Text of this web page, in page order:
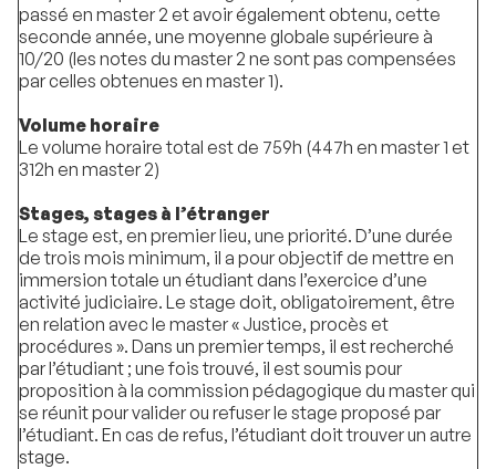
passé en master 2 et avoir également obtenu, cette
seconde année, une moyenne globale supérieure à
10/20 (les notes du master 2 ne sont pas compensées
par celles obtenues en master 1).
Volume horaire
Le volume horaire total est de 759h (447h en master 1 et
312h en master 2)
Stages, stages à l’étranger
Le stage est, en premier lieu, une priorité. D’une durée
de trois mois minimum, il a pour objectif de mettre en
immersion totale un étudiant dans l’exercice d’une
activité judiciaire. Le stage doit, obligatoirement, être
en relation avec le master « Justice, procès et
procédures ». Dans un premier temps, il est recherché
par l’étudiant ; une fois trouvé, il est soumis pour
proposition à la commission pédagogique du master qui
se réunit pour valider ou refuser le stage proposé par
l’étudiant. En cas de refus, l’étudiant doit trouver un autre
stage.